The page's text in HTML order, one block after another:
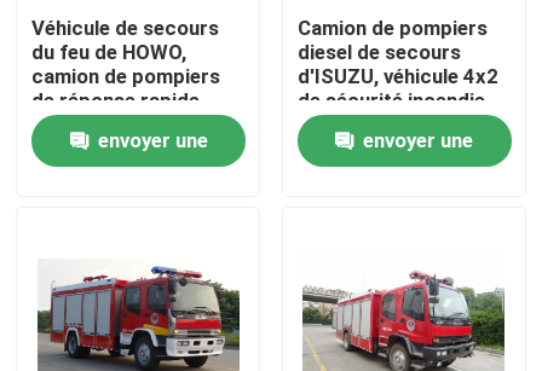
Produits
Au sujet de nous
Contrôle de qualité
Véhicule de secours
du feu de HOWO,
camion de pompiers
de réponse rapide
euro 2 euro 5
envoyer une
Camion de pompiers
diesel de secours
d'ISUZU, véhicule 4x2
de sécurité incendie
de délivrance
envoyer une